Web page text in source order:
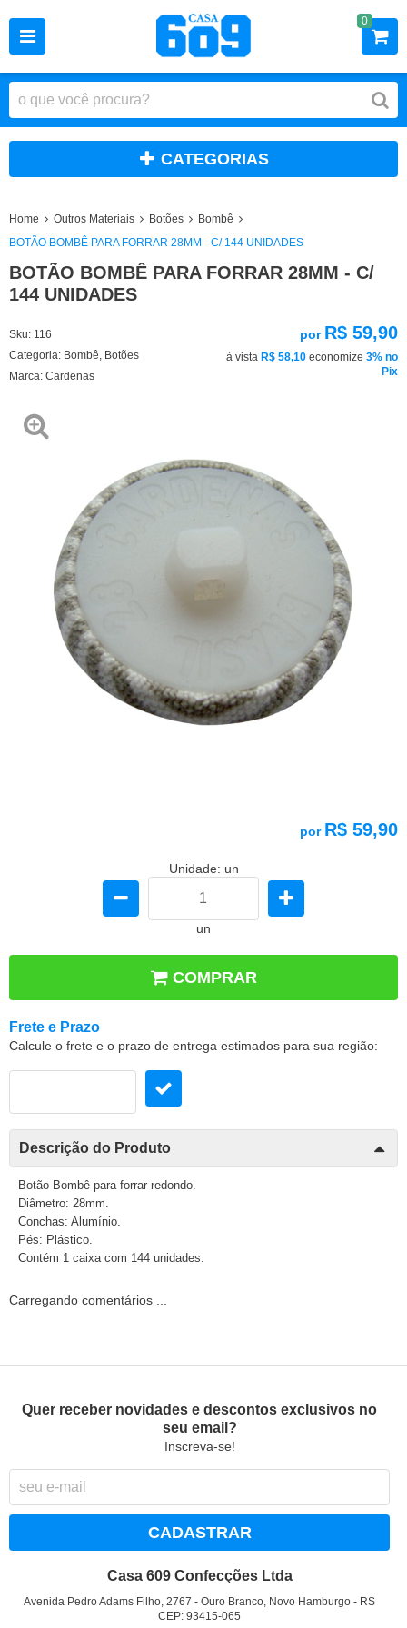
0
CATEGORIAS
Home Outros Materiais Botões
Bombê
BOTÃO BOMBÊ PARA FORRAR 28MM - C/ 144 UNIDADES
BOTÃO BOMBÊ PARA FORRAR 28MM - C/
144 UNIDADES
Sku: 116
Categoria: Bombê Botões
Marca: Cardenas
por R$ 59,90
à vista R$ 58,10 economize 3% no
Pix
por R$ 59,90
Unidade: un
un
COMPRAR
Frete e Prazo
Calcule o frete e o prazo de entrega estimados para sua região:
Descrição do Produto
Botão Bombê para forrar redondo.
Diâmetro: 28mm.
Conchas: Alumínio.
Pés: Plástico.
Contém 1 caixa com 144 unidades.
Carregando comentários ...
Quer receber novidades e descontos exclusivos no
seu email?
Inscreva-se!
CADASTRAR
Casa 609 Confecções Ltda
Avenida Pedro Adams Filho, 2767 -Ouro Branco, Novo Hamburgo - RS
CEP: 93415-065